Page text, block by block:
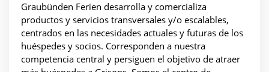
Graubünden Ferien desarrolla y comercializa
productos y servicios transversales y/o escalables,
centrados en las necesidades actuales y futuras de los
huéspedes y socios. Corresponden a nuestra
competencia central y persiguen el objetivo de atraer